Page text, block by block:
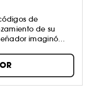
de
de su
imaginó
en el centro y
marca Dior es un
perfumes,
de que